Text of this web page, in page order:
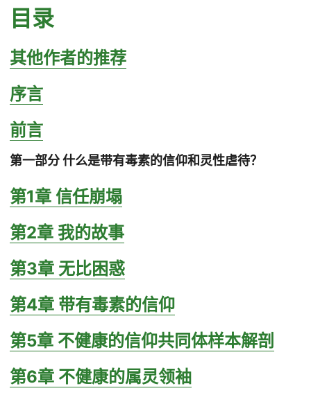
目录
其他作者的推荐
序言
前言
第一部分 什么是带有毒素的信仰和灵性虐待？
第1章 信任崩塌
第2章 我的故事
第3章 无比困惑
第4章 带有毒素的信仰
第5章 不健康的信仰共同体样本解剖
第6章 不健康的属灵领袖